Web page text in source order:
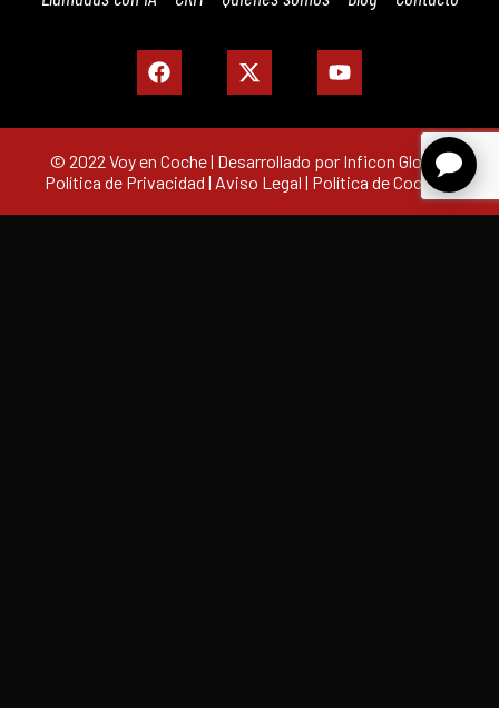
© 2022 Voy en Coche | Desarrollado por Inficon Global |
Política de Privacidad | Aviso Legal | Política de Cookies